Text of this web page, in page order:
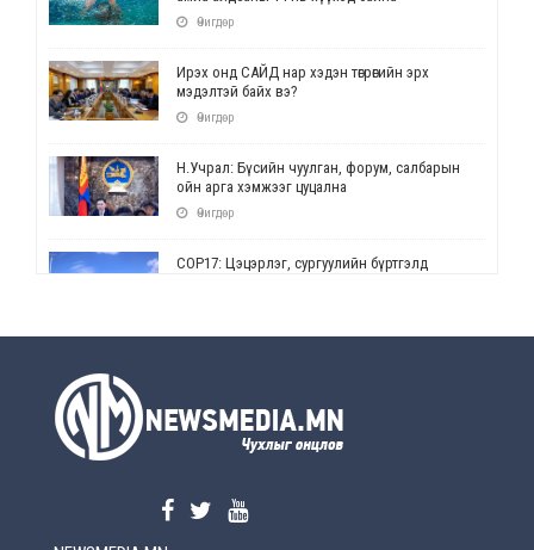
Өчигдөр
Ирэх онд САЙД нар хэдэн төгрөгийн эрх
мэдэлтэй байх вэ?
Өчигдөр
Н.Учрал: Бүсийн чуулган, форум, салбарын
ойн арга хэмжээг цуцална
Өчигдөр
СОР17: Цэцэрлэг, сургуулийн бүртгэлд
Өчигдөр
Өчигдөр